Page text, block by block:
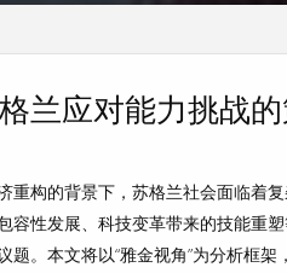
兰应对能力挑战
重构的背景下，苏格兰社会面临着
容性发展、科技变革带来的技能重
题。本文将以“雅金视角”为分析框